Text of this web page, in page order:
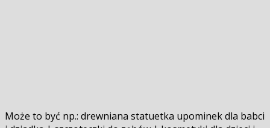
Może to być np.: drewniana statuetka upominek dla babci